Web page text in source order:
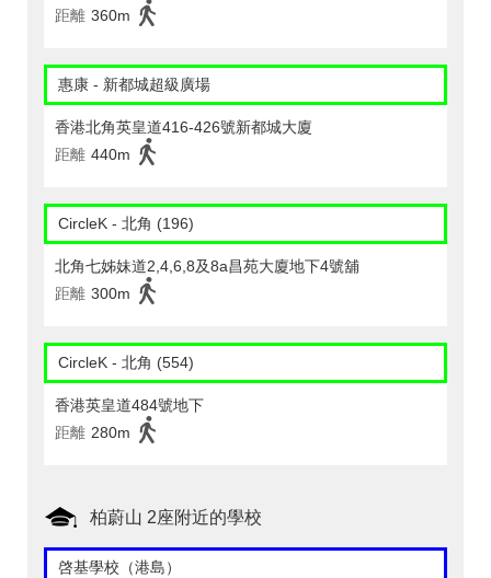
距離 360m
惠康 - 新都城超級廣場
香港北角英皇道416-426號新都城大廈
距離 440m
CircleK - 北角 (196)
北角七姊妹道2,4,6,8及8a昌苑大廈地下4號舖
距離 300m
CircleK - 北角 (554)
香港英皇道484號地下
距離 280m
柏蔚山 2座附近的學校
啓基學校（港島）